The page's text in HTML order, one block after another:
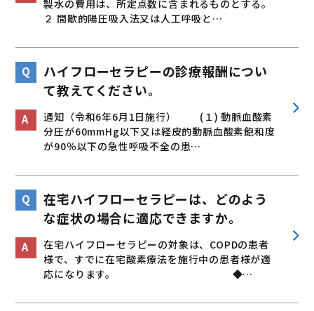
製水の費用は、所定点数に含まれるものとする。
２ 間歇的陽圧吸入法又は人工呼吸と…
ハイフローセラピーの診療報酬につい
て教えてください。
通知（令和6年6月1日施行） (１) 動脈血酸素
分圧が60mmHg以下又は経皮的動脈血酸素飽和度
が90％以下の急性呼吸不全の患…
在宅ハイフローセラピーは、どのよう
な症状の場合に適応できますか。
在宅ハイフローセラピーの対象は、COPDの患者
様で、すでに在宅酸素療法を施行中の患者様が適
応になります。 ◆…